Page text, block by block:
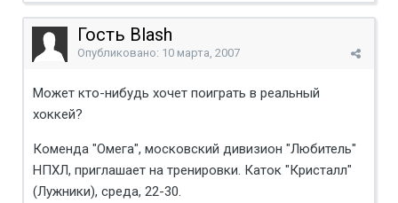
Гость Blash
Опубликовано: 10 марта, 2007
Может кто-нибудь хочет поиграть в реальный
хоккей?
Коменда "Омега", московский дивизион "Любитель"
НПХЛ, приглашает на тренировки. Каток "Кристалл"
(Лужники), среда, 22-30.